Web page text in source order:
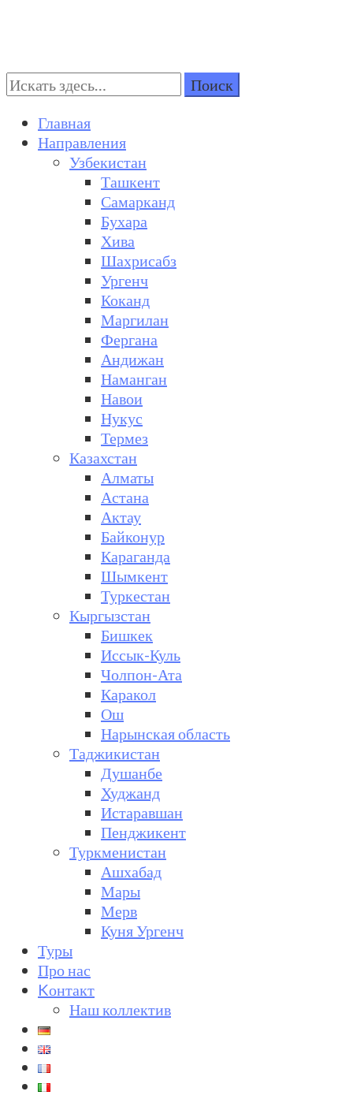
Turkestan Travel
Discover Central Asia
Поиск:
Главная
Направления
Узбекистан
Ташкент
Самарканд
Бухара
Хива
Шахрисабз
Ургенч
Коканд
Маргилан
Фергана
Андижан
Наманган
Навои
Нукус
Термез
Казахстан
Алматы
Астана
Актау
Байконур
Караганда
Шымкент
Туркестан
Кыргызстан
Бишкек
Иссык-Куль
Чолпон-Ата
Каракол
Ош
Нарынская область
Таджикистан
Душанбе
Худжанд
Истаравшан
Пенджикент
Туркменистан
Ашхабад
Мары
Мерв
Куня Ургенч
Туры
Про нас
Kонтакт
Наш коллектив